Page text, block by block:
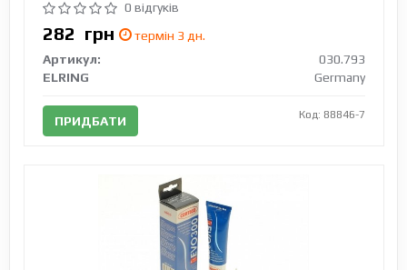
0 відгуків
282 грн
термін 3 дн.
Артикул:
030.793
ELRING
Germany
ПРИДБАТИ Код: 88846-7